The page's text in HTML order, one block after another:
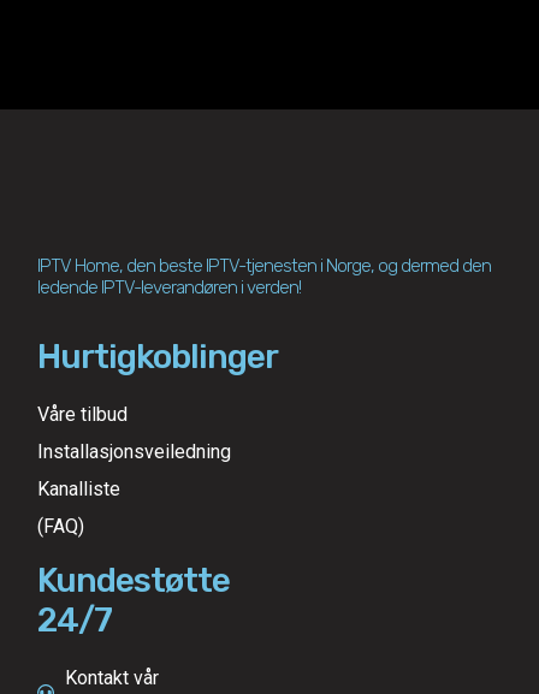
IPTV Home, den beste IPTV-tjenesten i Norge, og dermed den
ledende IPTV-leverandøren i verden!
Hurtigkoblinger
Våre tilbud
Installasjonsveiledning
Kanalliste
(FAQ)
Kundestøtte
24/7
Kontakt vår